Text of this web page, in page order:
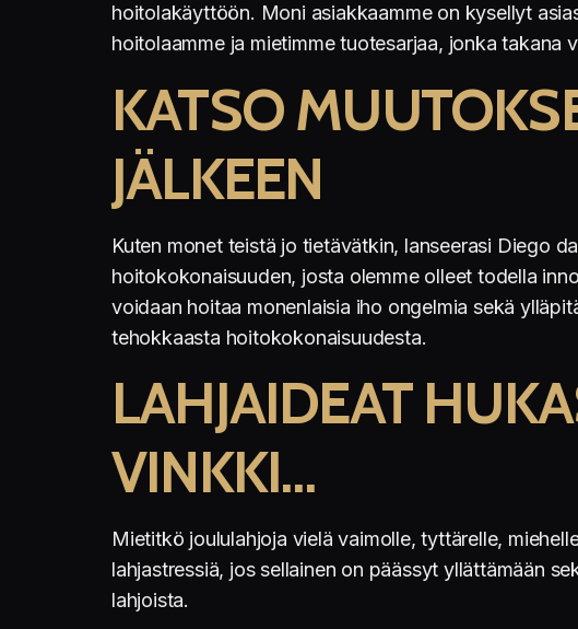
hoitolakäyttöön. Moni asiakkaamme on kysellyt
hoitolaamme ja mietimme tuotesarjaa, jonka
KATSO
JÄLKEEN
Kuten monet teistä jo tietävätkin, lanseerasi Diego
hoitokokonaisuuden, josta olemme olleet todella
voidaan hoitaa monenlaisia iho ongelmia sekä
tehokkaasta hoitokokonaisuudesta.
LAHJAIDEAT
VINKKI…
Mietitkö joululahjoja vielä vaimolle, tyttärelle,
lahjastressiä, jos sellainen on päässyt yllättämään
lahjoista.